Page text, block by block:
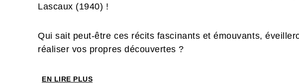
Lascaux (1940) !
Qui sait peut-être ces récits fascinants et émouvants,
réaliser vos propres découvertes ?
EN LIRE PLUS